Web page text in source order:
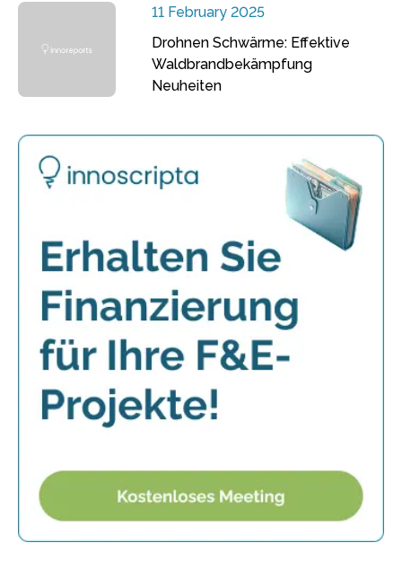
11 February 2025
Drohnen Schwärme: Effektive
Waldbrandbekämpfung
Neuheiten